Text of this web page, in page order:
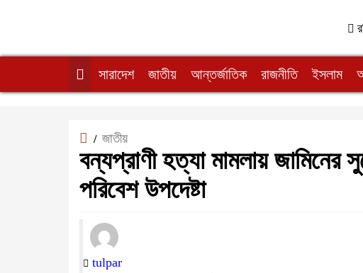
সারাদেশ জাতীয় আন্তর্জাতিক রাজনীতি ইসলাম
/ জাতীয়
বন্যপ্রাণী হত্যা মামলায়
পরিবেশ উপদেষ্টা
tulpar